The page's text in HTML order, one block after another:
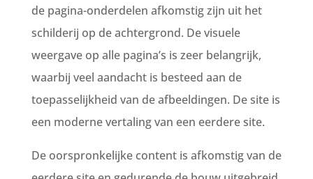
de pagina-onderdelen afkomstig zijn uit het
schilderij op de achtergrond. De visuele
weergave op alle pagina’s is zeer belangrijk,
waarbij veel aandacht is besteed aan de
toepasselijkheid van de afbeeldingen. De site is
een moderne vertaling van een eerdere site.
De oorspronkelijke content is afkomstig van de